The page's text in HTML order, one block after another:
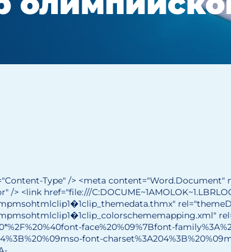
Type" /> <meta content="Word.Document"
<link href="file:///
face%20%09%7Bfont-
font-